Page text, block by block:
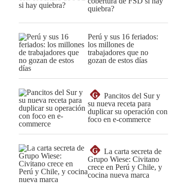
quiebra?
Perú y sus 16 feriados:
los millones de
trabajadores que no
gozan de estos días
G
Pancitos del Sur y
su nueva receta para
duplicar su operación con
foco en e-commerce
G
La carta secreta de
Grupo Wiese: Civitano
crece en Perú y Chile, y
cocina nueva marca